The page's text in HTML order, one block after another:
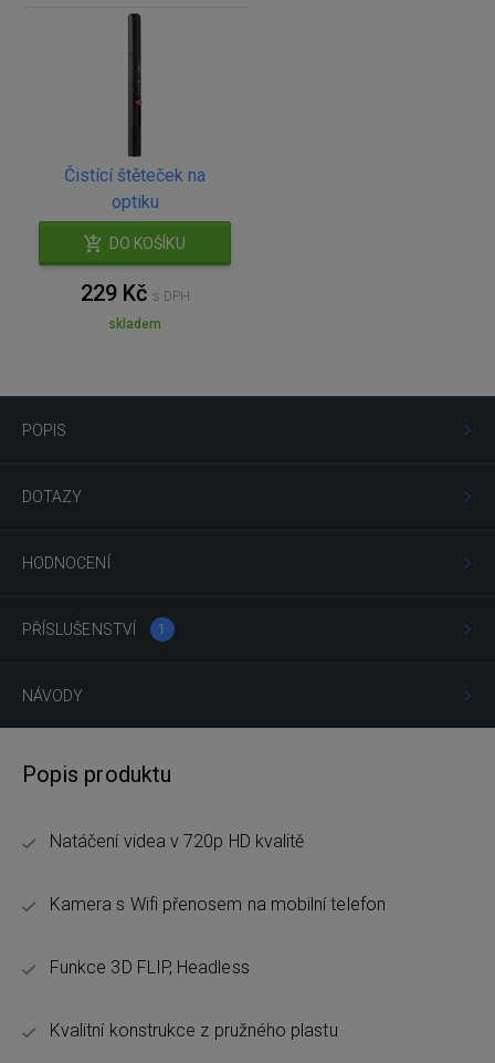
Čistící štěteček na
optiku
DO KOŠÍKU
229 Kč s DPH
skladem
POPIS
DOTAZY
HODNOCENÍ
PŘÍSLUŠENSTVÍ 1
NÁVODY
Popis produktu
Natáčení videa v 720p HD kvalitě
Kamera s Wifi přenosem na mobilní telefon
Funkce 3D FLIP, Headless
Kvalitní konstrukce z pružného plastu